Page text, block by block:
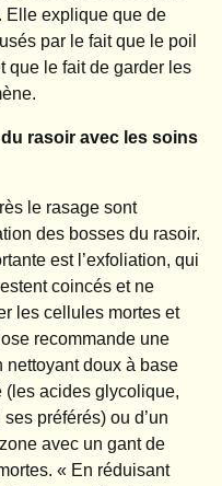
Elle explique que de
par le fait que le poil
que le fait de garder les
rasoir avec les soins
le rasage sont
des bosses du rasoir.
est l’exfoliation, qui
coincés et ne
les cellules mortes et
recommande une
nettoyant doux à base
(les acides glycolique,
préférés) ou d’un
avec un gant de
« En réduisant